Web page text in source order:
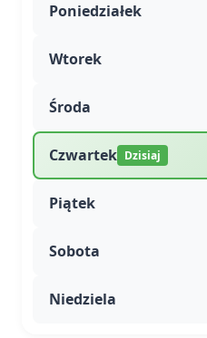
Poniedziałek
Wtorek
Środa
Czwartek Dzisiaj
Piątek
Sobota
Niedziela